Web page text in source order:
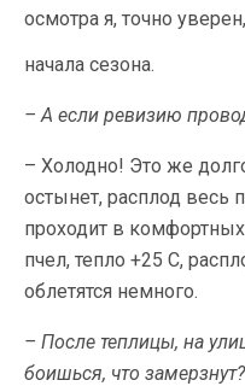
осмотра я, точно
начала сезона.
– А если ревизию
– Холодно! Это же
остынет, расплод весь
проходит в
пчел, тепло +25 С,
облетятся немного.
– После теплицы, на
боишься, что замерзнут?